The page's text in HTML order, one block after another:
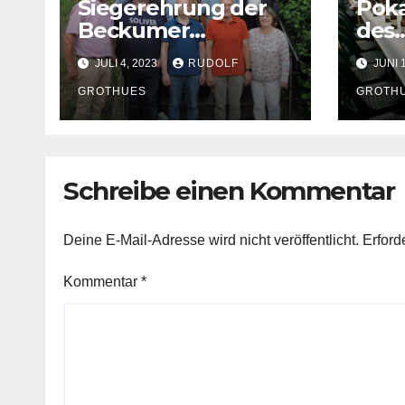
Siegerehrung der
Beckumer
Sportschützen
JULI 4, 2023 RUDOLF
GROTHUES
des
lsJUNI
Schreibe einen Kommentar
Deine E-Mail-Adresse wird nicht veröffentlicht.
Kommentar *